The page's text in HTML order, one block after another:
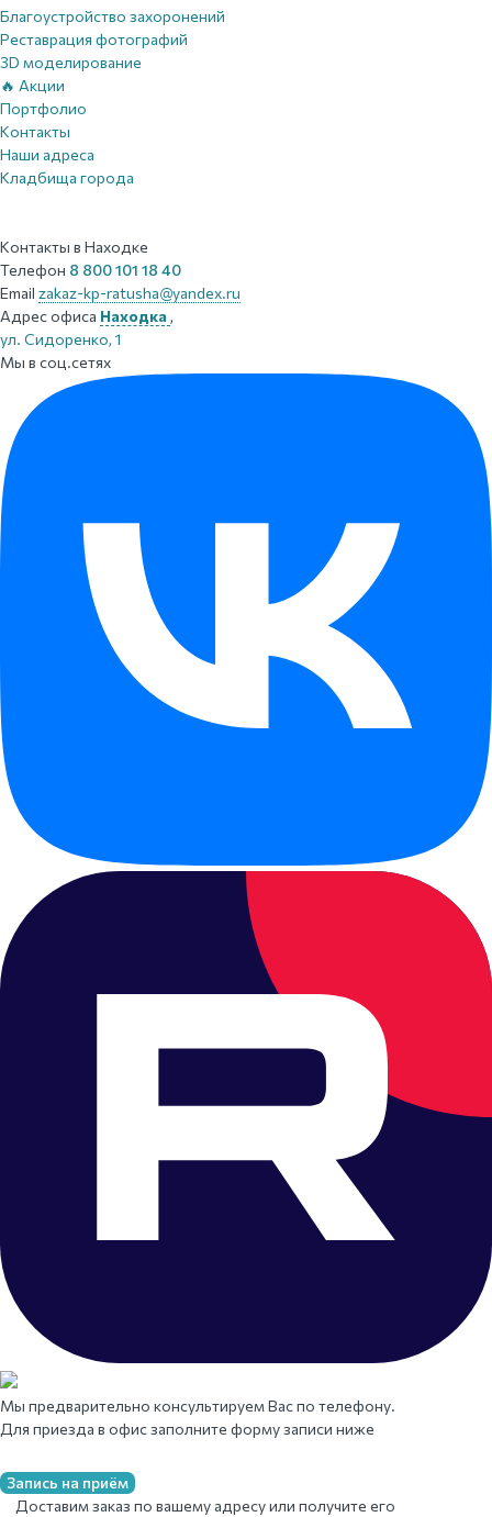
Благоустройство захоронений
Реставрация фотографий
3D моделирование
🔥 Акции
Портфолио
Контакты
Наши адреса
Кладбища города
Контакты в Находке
Телефон 8 800 101 18 40
Email zakaz-kp-ratusha@yandex.ru
Адрес офиса Находка,
ул. Сидоренко, 1
Мы в соц.сетях
Мы предварительно консультируем Вас по телефону.
Для приезда в офис заполните форму записи ниже
Запись на приём
Доставим заказ по вашему адресу или получите его